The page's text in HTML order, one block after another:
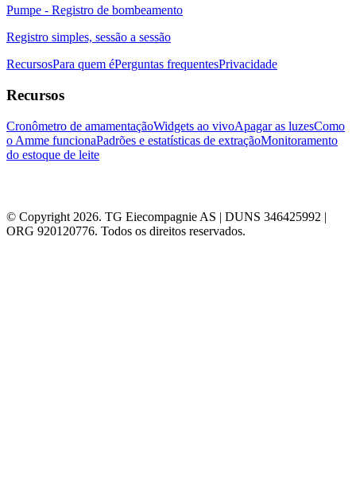
Pumpe - Registro de bombeamento
Registro simples, sessão a sessão
RecursosPara quem éPerguntas frequentesPrivacidade
Recursos
Cronômetro de amamentaçãoWidgets ao vivoApagar as luzesComo
o Amme funcionaPadrões e estatísticas de extraçãoMonitoramento
do estoque de leite
© Copyright 2026. TG Eiecompagnie AS | DUNS 346425992 |
ORG 920120776. Todos os direitos reservados.